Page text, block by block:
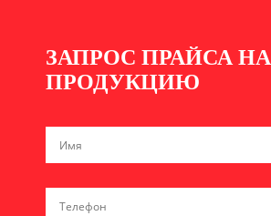
ЗАПРОС ПРАЙСА НА
ПРОДУКЦИЮ